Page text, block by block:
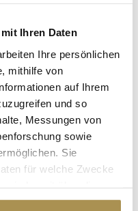
Ihren Daten
Ihre persönlichen
mithilfe von
auf Ihrem
und so
Messungen von
sowie
Sie
für welche Zwecke
auf das Privacy